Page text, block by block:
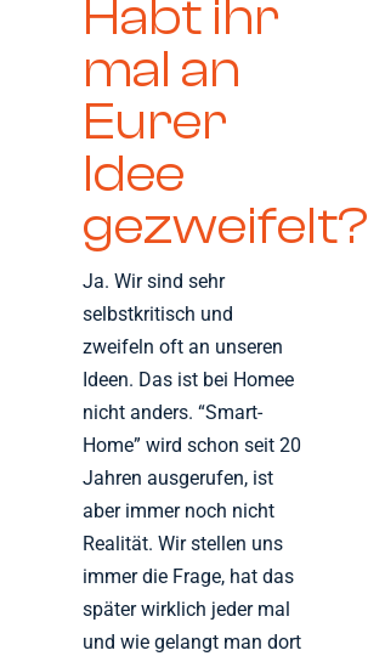
Habt ihr
mal an
Eurer
Idee
gezweifelt?
Ja. Wir sind sehr
selbstkritisch und
zweifeln oft an unseren
Ideen. Das ist bei Homee
nicht anders. “Smart-
Home” wird schon seit 20
Jahren ausgerufen, ist
aber immer noch nicht
Realität. Wir stellen uns
immer die Frage, hat das
später wirklich jeder mal
und wie gelangt man dort